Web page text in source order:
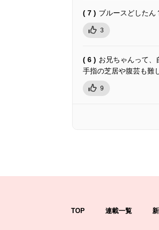
( 7 ) ブルースどしたん
3
( 6 ) お兄ちゃんって、
手指の芝居や腹芸も難
9
TOP 連載一覧